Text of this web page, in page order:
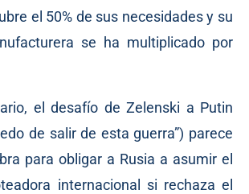
el 50% de sus necesidades y su
se ha multiplicado por
el desafío de Zelenski a Putin
de salir de esta guerra”) parece
para obligar a Rusia a asumir el
internacional si rechaza el